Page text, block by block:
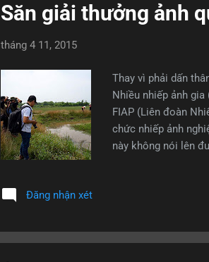
Săn giải thưởng ảnh
tháng 4 11, 2015
Thay vì phải dấn
Nhiều nhiếp ảnh
FIAP (Liên đoàn
chức nhiếp ảnh
này không nói lên
dư nhưng các
Thăng nói. Một
cuộc thi nhiếp ảnh
Đăng nhận xét